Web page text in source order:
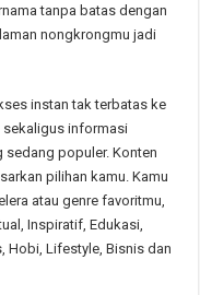
tanpa batas dengan
nongkrongmu jadi
instan tak terbatas ke
informasi
sedang populer. Konten
pilihan kamu. Kamu
atau genre favoritmu,
Inspiratif, Edukasi,
Hobi, Lifestyle, Bisnis dan